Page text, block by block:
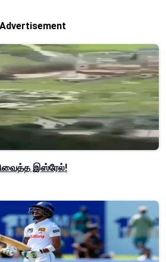
Advertisement
இஸ்ரேல்!